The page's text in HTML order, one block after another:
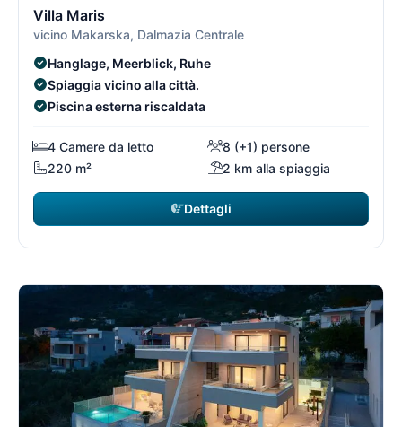
Villa Maris
vicino Makarska, Dalmazia Centrale
Hanglage, Meerblick, Ruhe
Spiaggia vicino alla città.
Piscina esterna riscaldata
4 Camere da letto
8 (+1) persone
220 m²
2 km alla spiaggia
Dettagli